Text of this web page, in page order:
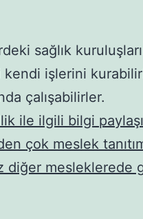
sağlık
kendi işlerini
çalışabilirler.
ile ilgili bilgi
çok meslek
diğer mesleklerede